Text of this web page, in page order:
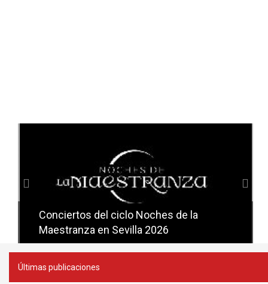
Conciertos del ciclo Noches de la
Maestranza en Sevilla 2026
Conciertos del ciclo Candlelight en
Sevilla
Últimas publicaciones